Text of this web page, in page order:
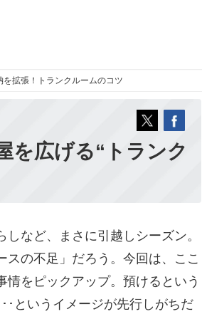
を拡張！トランクルームのコツ
広げる“トランク
など、まさに引越しシーズン。
の不足」だろう。今回は、ここ
をピックアップ。預けるという
･というイメージが先行しがちだ